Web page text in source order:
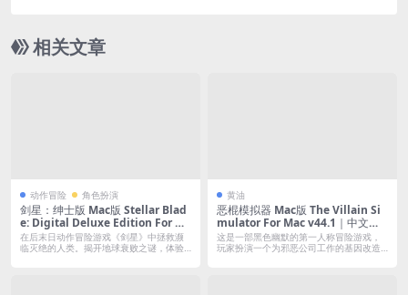
角色
相关文章
动作冒险 角色扮演
剑星：绅士版 Mac版 Stellar Blad
e: Digital Deluxe Edition For Ma
c v1.4.1｜国语中文移植版｜预购特
典+全DLC+整合80+绅士Mod+支持
在后末日动作冒险游戏《剑星》中拯救濒
临灭绝的人类。揭开地球衰败之谜，体验
黄油
恶棍模拟器 Mac版 The Villain Si
mulator For Mac v44.1｜中文破
解版｜3D捏脸调教你想蹂躏的任何
角色
这是一部黑色幽默的第一人称冒险游戏，
玩家扮演一个为邪恶公司工作的基因改造